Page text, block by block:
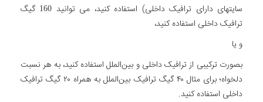
سایتهای دارای ترافیک داخلی) استفاده کنید، می توانید 160 گیگ
ترافیک داخلی استفاده کنید،
و یا
بصورت ترکیبی از ترافیک داخلی و بین‌الملل استفاده کنید، به هر نسبت
دلخواه؛ برای مثال ۴۰ گیگ ترافیک بین‌الملل به همراه ۲۰ گیگ ترافیک
داخلی استفاده کنید.